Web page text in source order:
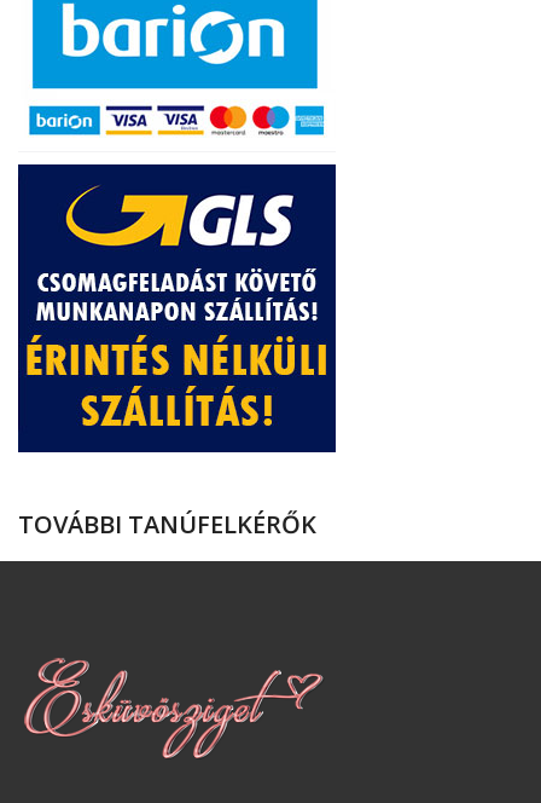
TOVÁBBI TANÚFELKÉRŐK